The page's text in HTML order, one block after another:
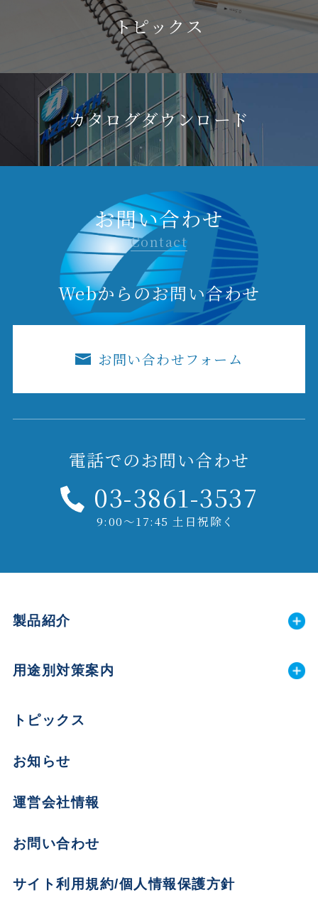
トピックス
カタログダウンロード
お問い合わせ
Contact
Webからのお問い合わせ
お問い合わせフォーム
電話でのお問い合わせ
03-3861-3537
9:00～17:45 土日祝除く
製品紹介
用途別対策案内
トピックス
お知らせ
運営会社情報
お問い合わせ
サイト利用規約/個人情報保護方針